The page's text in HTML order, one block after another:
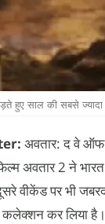
साल की सबसे ज्यादा
अवतार: द वे ऑफ
अवतार 2 ने
वीकेंड पर भी
कर लिया